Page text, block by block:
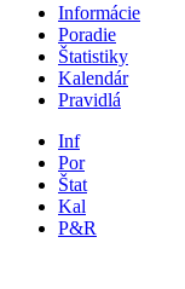
Informácie
Poradie
Štatistiky
Kalendár
Pravidlá
Inf
Por
Štat
Kal
P&R